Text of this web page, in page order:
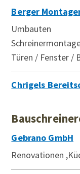
Berger
Umbauten
Türen / Fenster /
Chrigels
Gebrano GmbH
Renovationen